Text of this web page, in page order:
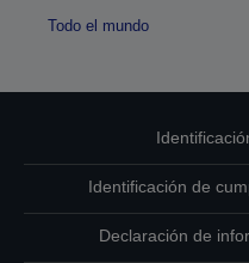
Todo el mundo
Identificación de
Declaración de